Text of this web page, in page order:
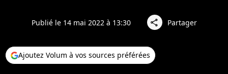
Publié le 14 mai 2022 à 13:30 share Partager
Ajoutez Volum à vos sources préférées